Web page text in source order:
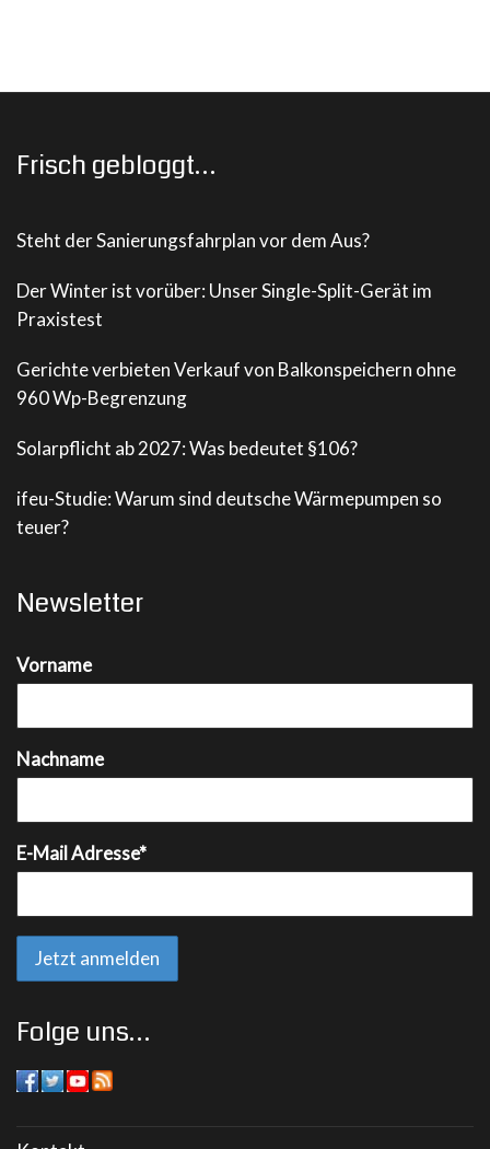
Frisch gebloggt…
Steht der Sanierungsfahrplan vor dem Aus?
Der Winter ist vorüber: Unser Single-Split-Gerät im
Praxistest
Gerichte verbieten Verkauf von Balkonspeichern ohne
960 Wp-Begrenzung
Solarpflicht ab 2027: Was bedeutet §106?
ifeu-Studie: Warum sind deutsche Wärmepumpen so
teuer?
Newsletter
Vorname
Nachname
E-Mail Adresse*
Folge uns…